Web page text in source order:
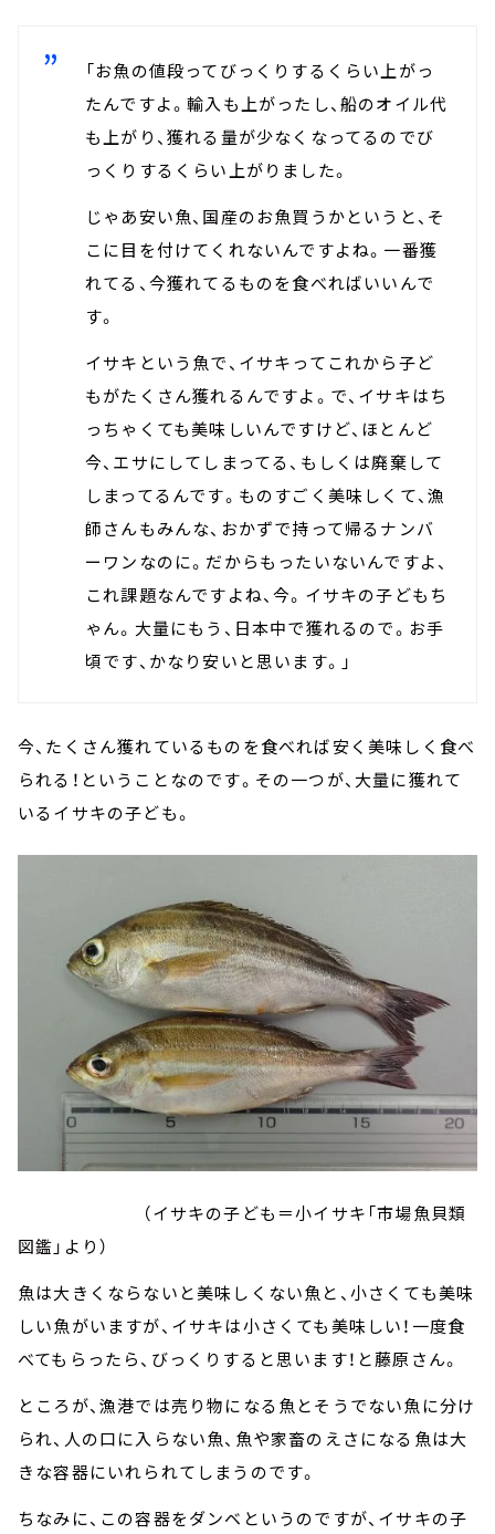
「お魚の値段ってびっくりするくらい上がっ
たんですよ。輸入も上がったし、船のオイル代
も上がり、獲れる量が少なくなってるのでび
っくりするくらい上がりました。
じゃあ安い魚、国産のお魚買うかというと、そ
こに目を付けてくれないんですよね。一番獲
れてる、今獲れてるものを食べればいいんで
す。
イサキという魚で、イサキってこれから子ど
もがたくさん獲れるんですよ。で、イサキはち
っちゃくても美味しいんですけど、ほとんど
今、エサにしてしまってる、もしくは廃棄して
しまってるんです。ものすごく美味しくて、漁
師さんもみんな、おかずで持って帰るナンバ
ーワンなのに。だからもったいないんですよ、
これ課題なんですよね、今。イサキの子どもち
ゃん。大量にもう、日本中で獲れるので。お手
頃です、かなり安いと思います。」
今、たくさん獲れているものを食べれば安く美味しく食べ
られる！ということなのです。その一つが、大量に獲れて
いるイサキの子ども。
（イサキの子ども＝小イサキ「市場魚貝類
図鑑」より）
魚は大きくならないと美味しくない魚と、小さくても美味
しい魚がいますが、イサキは小さくても美味しい！一度食
べてもらったら、びっくりすると思います！と藤原さん。
ところが、漁港では売り物になる魚とそうでない魚に分け
られ、人の口に入らない魚、魚や家畜のえさになる魚は大
きな容器にいれられてしまうのです。
ちなみに、この容器をダンベというのですが、イサキの子